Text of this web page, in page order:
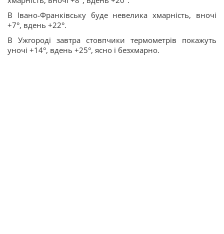
В Івано-Франківську буде невелика хмарність, вночі
+7°, вдень +22°.
В Ужгороді завтра стовпчики термометрів покажуть
уночі +14°, вдень +25°, ясно і безхмарно.